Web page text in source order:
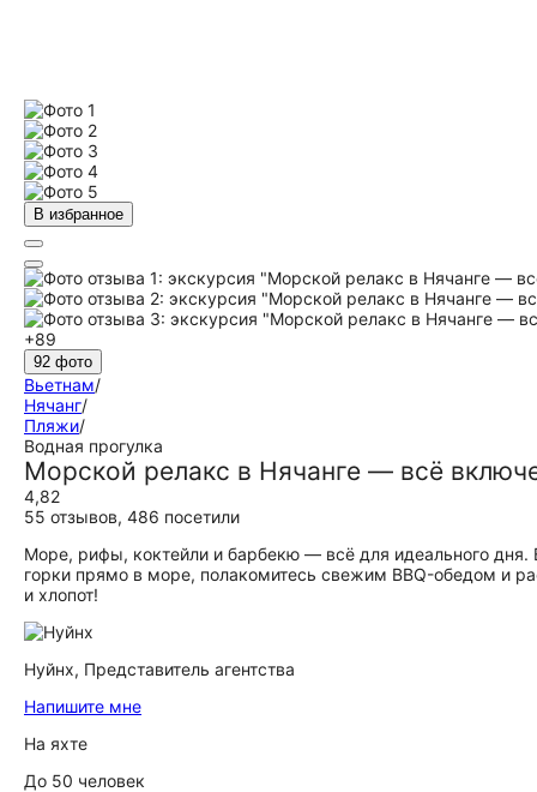
В избранное
+89
92 фото
Вьетнам/
Нячанг/
Пляжи/
Водная прогулка
Морской релакс в Нячанге — всё
4,82
55 отзывов, 486 посетили
Море, рифы, коктейли и барбекю — всё для идеального дня.
горки прямо в море, полакомитесь свежим BBQ-обедом и
и хлопот!
Нуйнх, Представитель агентства
Напишите мне
На яхте
До 50 человек